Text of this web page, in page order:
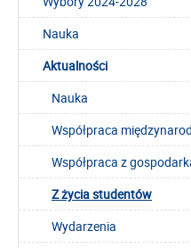
Nauka
Aktualności
Nauka
Współpraca
Współpraca z
Z życia studentów
Wydarzenia